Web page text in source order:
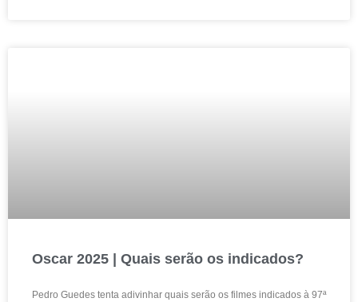
Oscar 2025 | Quais serão os indicados?
Pedro Guedes tenta adivinhar quais serão os filmes indicados à 97ª